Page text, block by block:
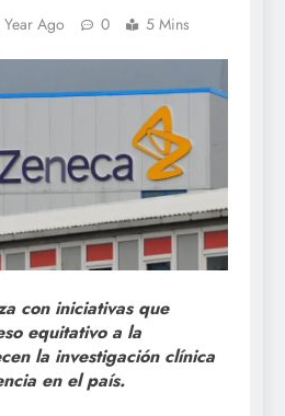
Year Ago 0 5 Mins
con iniciativas que
equitativo a la
la investigación clínica
en el país.